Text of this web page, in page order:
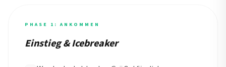
PHASE 1: ANKOMMEN
Einstieg & Icebreaker